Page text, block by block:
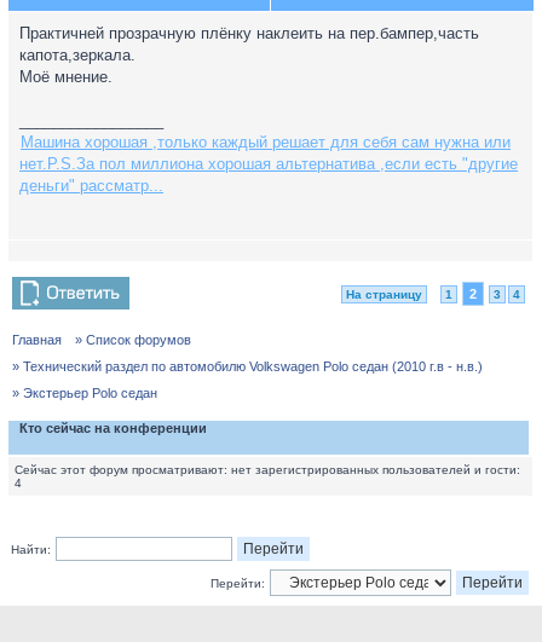
Практичней прозрачную плёнку наклеить на пер.бампер,часть
капота,зеркала.
Моё мнение.
Машина хорошая ,только каждый решает для себя сам нужна или
нет.P.S.За пол миллиона хорошая альтернатива ,если есть "другие
деньги" рассматр...
На страницу 1 2 3 4
Главная
» Список форумов
» Технический раздел по автомобилю Volkswagen Polo седан (2010 г.в - н.в.)
» Экстерьер Polo седан
Кто сейчас на конференции
Сейчас этот форум просматривают: нет зарегистрированных пользователей и гости:
4
Найти:
Перейти: